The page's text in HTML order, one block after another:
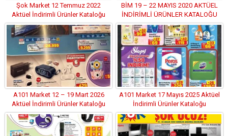
Şok Market 12 Temmuz 2022
Aktüel İndirimli Ürünler Kataloğu
BİM 19 – 22 MAYIS 2020 AKTÜEL
İNDİRİMLİ ÜRÜNLER KATALOĞU
(KAÇIRILMAYACAK FIRSATLAR )
A101 Market 12 – 19 Mart 2026
Aktüel İndirimli Ürünler Kataloğu
A101 Market 17 Mayıs 2025 Aktüel
İndirimli Ürünler Kataloğu